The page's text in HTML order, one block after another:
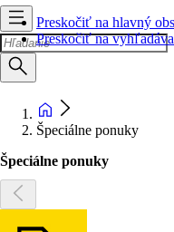
Preskočiť na hlavný
Preskočiť na
Špeciálne ponuky
Špeciálne ponuky